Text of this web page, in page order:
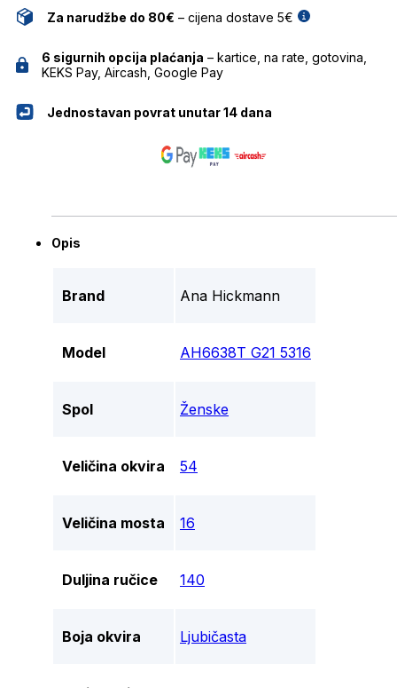
Za narudžbe do 80€ – cijena dostave 5€
6 sigurnih opcija plaćanja – kartice, na rate, gotovina,
KEKS Pay, Aircash, Google Pay
Jednostavan povrat unutar 14 dana
Opis
Brand Ana Hickmann
Model AH6638T G21 5316
Spol Ženske
Veličina okvira 54
Veličina mosta 16
Duljina ručice 140
Boja okvira Ljubičasta